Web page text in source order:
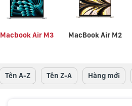
Macbook Air M3 MacBook Air M2
Tên A-Z Tên Z-A Hàng mới